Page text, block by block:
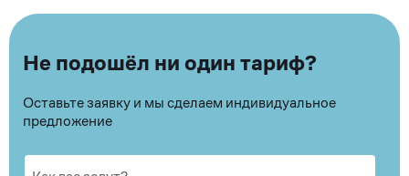
Не подошёл ни один тариф?
Оставьте заявку и мы сделаем индивидуальное
предложение